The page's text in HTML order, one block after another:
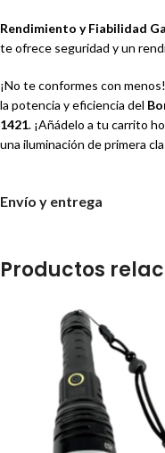
Rendimiento y Fiabilidad
te ofrece seguridad y un
¡No te conformes con
la potencia y eficiencia del
1421. ¡Añádelo a tu carrito
una iluminación de primera
Envío y entrega
Productos